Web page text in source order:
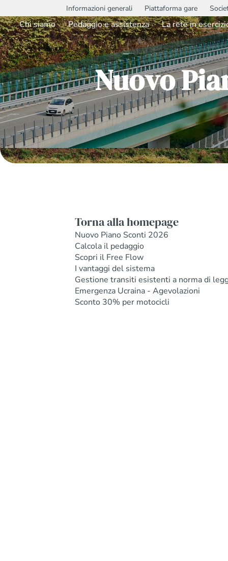
Informazioni generali Piattaforma gare
Chi siamo Pedaggio e assistenza La rete in
Nuovo
Torna alla homepage
Nuovo Piano Sconti 2026
Calcola il pedaggio
Scopri il Free Flow
I vantaggi del sistema
Gestione transiti esistenti a norma di
Emergenza Ucraina - Agevolazioni
Sconto 30% per motocicli